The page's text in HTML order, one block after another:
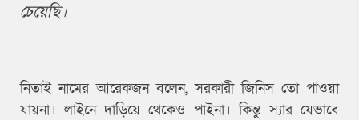
চেয়েছি।
নিতাই নামের আরেকজন বলেন, সরকারী জিনিস তো পাওয়া
যায়না। লাইনে দাড়িয়ে থেকেও পাইনা। কিন্তু স্যার যেভাবে